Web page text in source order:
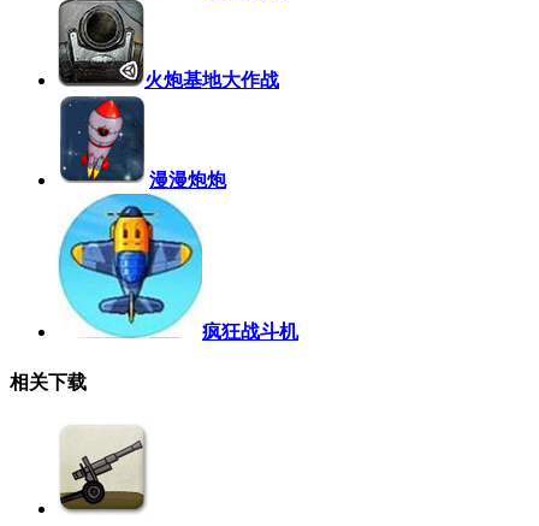
火炮基地大作战
漫漫炮炮
疯狂战斗机
相关下载